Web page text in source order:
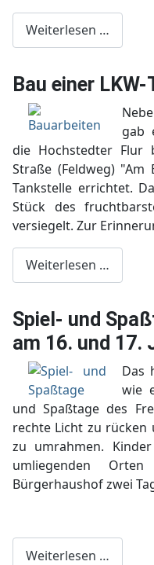
Weiterlesen …
Bau einer
gab
die Hochstedter Flur
Straße (Feldweg) "Am
Tankstelle errichtet.
Stück des
versiegelt. Zur
Weiterlesen …
Spiel- und
am 16. und 17.
Das
wie
und Spaßtage des
rechte Licht zu rücken
zu umrahmen.
umliegenden
Bürgerhaushof zwei
Weiterlesen …